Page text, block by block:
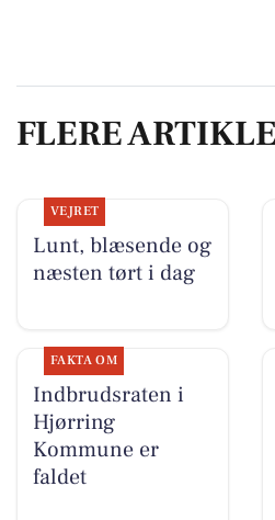
FLERE
VEJRET
Lunt, blæsende og
næsten tørt i dag
FAKTA OM
Indbrudsraten i
Hjørring
Kommune er
faldet